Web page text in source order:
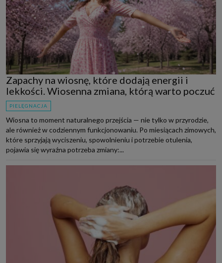
Zapachy na wiosnę, które dodają energii i
lekkości. Wiosenna zmiana, którą warto poczuć
PIELĘGNACJA
Wiosna to moment naturalnego przejścia — nie tylko w przyrodzie,
ale również w codziennym funkcjonowaniu. Po miesiącach zimowych,
które sprzyjają wyciszeniu, spowolnieniu i potrzebie otulenia,
pojawia się wyraźna potrzeba zmiany:...